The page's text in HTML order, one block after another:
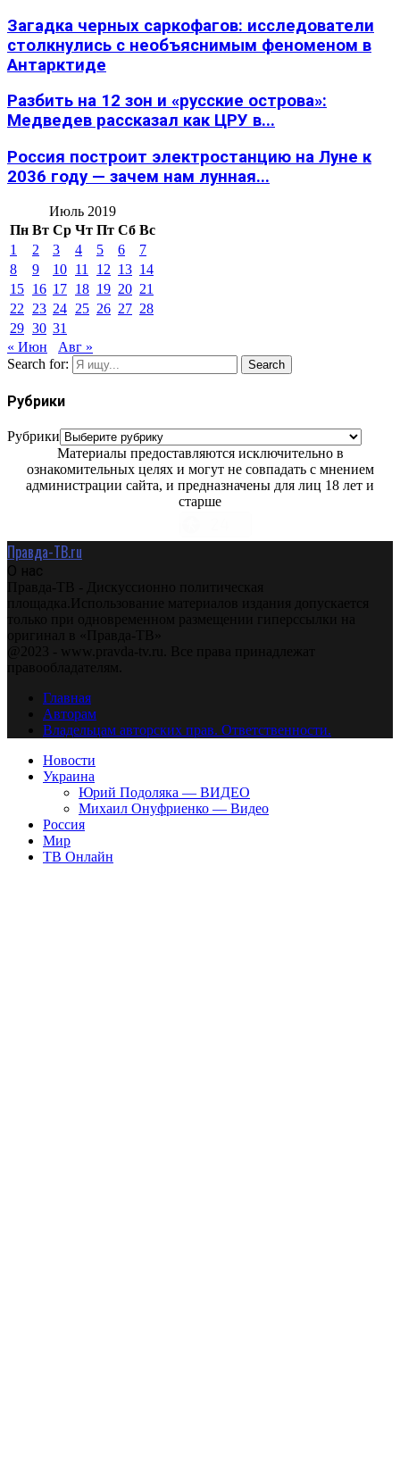
Загадка черных саркофагов: исследователи
столкнулись с необъяснимым феноменом в
Антарктиде
Разбить на 12 зон и «русские острова»:
Медведев рассказал как ЦРУ в...
Россия построит электростанцию на Луне к
2036 году — зачем нам лунная...
Июль 2019
Пн Вт Ср Чт Пт Сб Вс
1
2 3 4 5 6
7
8
9 10 11 12 13 14
15 16 17 18 19 20 21
22
23 24 25 26 27 28
29 30 31
« Июн
Авг »
Search for:
Search
Рубрики
Рубрики
Материалы предоставляются исключительно в
ознакомительных целях и могут не совпадать с мнением
администрации сайта, и предназначены для лиц 18 лет и
старше
Правда-ТВ.ru
О нас
Правда-ТВ - Дискуссионно политическая
площадка.Использование материалов издания допускается
только при одновременном размещении гиперссылки на
оригинал в «Правда-ТВ»
@2023 - www.pravda-tv.ru. Все права принадлежат
правообладателям.
Главная
Авторам
Владельцам авторских прав. Ответственности.
Новости
Украина
Юрий Подоляка — ВИДЕО
Михаил Онуфриенко — Видео
Россия
Мир
ТВ Онлайн